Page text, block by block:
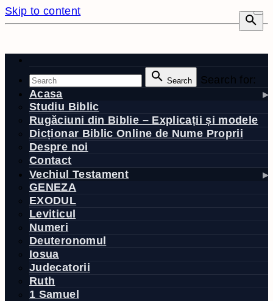
Skip to content
Search
Search for:
Acasa
Studiu Biblic
Rugăciuni din Biblie – Explicații și modele
Dicționar Biblic Online de Nume Proprii
Despre noi
Contact
Vechiul Testament
GENEZA
EXODUL
Leviticul
Numeri
Deuteronomul
Iosua
Judecatorii
Ruth
1 Samuel